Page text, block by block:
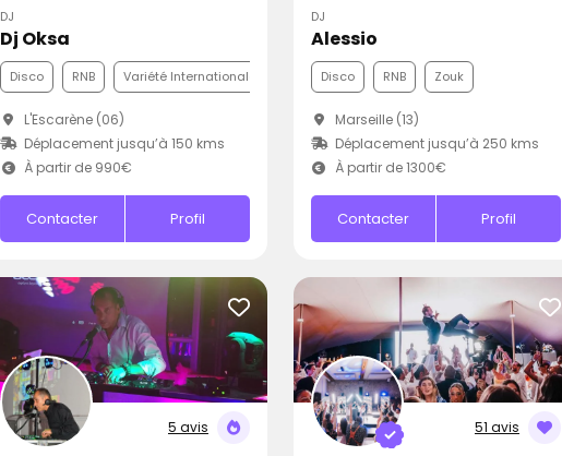
DJ
Dj Oksa
Disco RNB Variété Internationale
L'Escarène (06)
Déplacement jusqu’à 150 kms
À partir de 990€
Contacter Profil
DJ
Alessio
Disco RNB Zouk
Marseille (13)
Déplacement jusqu’à 250 kms
À partir de 1300€
Contacter Profil
5 avis 51 avis